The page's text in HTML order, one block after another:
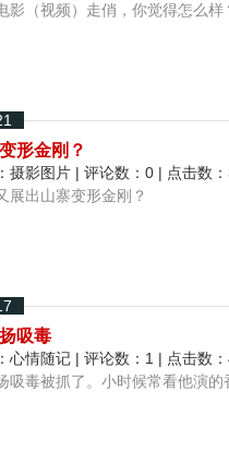
影（视频）走俏，你觉得怎么样
形金刚？
摄影图片 | 评论数：0 | 点击数
展出山寨变形金刚？
吸毒
心情随记 | 评论数：1 | 点击数
吸毒被抓了。小时候常看他演